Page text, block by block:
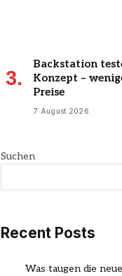
Backstation
Konzept –
Preise
7 August 2026
Suchen
Recent Posts
Was taugen die